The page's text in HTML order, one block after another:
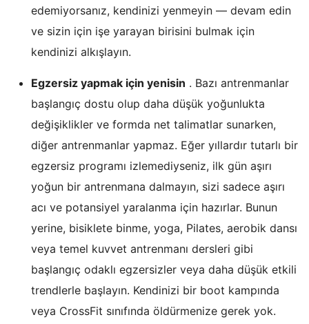
edemiyorsanız, kendinizi yenmeyin — devam edin
ve sizin için işe yarayan birisini bulmak için
kendinizi alkışlayın.
Egzersiz yapmak için yenisin . Bazı antrenmanlar
başlangıç dostu olup daha düşük yoğunlukta
değişiklikler ve formda net talimatlar sunarken,
diğer antrenmanlar yapmaz. Eğer yıllardır tutarlı bir
egzersiz programı izlemediyseniz, ilk gün aşırı
yoğun bir antrenmana dalmayın, sizi sadece aşırı
acı ve potansiyel yaralanma için hazırlar. Bunun
yerine, bisiklete binme, yoga, Pilates, aerobik dansı
veya temel kuvvet antrenmanı dersleri gibi
başlangıç odaklı egzersizler veya daha düşük etkili
trendlerle başlayın. Kendinizi bir boot kampında
veya CrossFit sınıfında öldürmenize gerek yok.